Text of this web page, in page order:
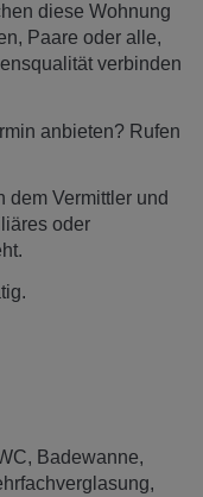
diese Wohnung
Paare oder alle,
verbinden
anbieten? Rufen
dem Vermittler und
oder
Badewanne